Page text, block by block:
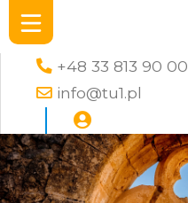
+48 33 813 90 00
info@tu1.pl